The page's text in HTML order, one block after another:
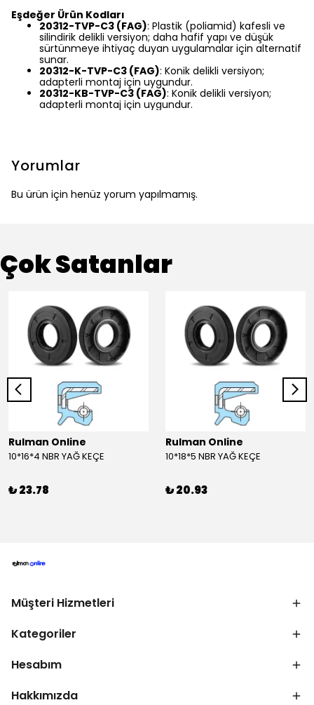
Eşdeğer Ürün Kodları
20312-TVP-C3 (FAG): Plastik (poliamid) kafesli ve
silindirik delikli versiyon; daha hafif yapı ve düşük
sürtünmeye ihtiyaç duyan uygulamalar için alternatif
sunar.
20312-K-TVP-C3 (FAG): Konik delikli versiyon;
adapterli montaj için uygundur.
20312-KB-TVP-C3 (FAG): Konik delikli versiyon;
adapterli montaj için uygundur.
Yorumlar
Bu ürün için henüz yorum yapılmamış.
Çok Satanlar
Rulman Online
10*16*4 NBR YAĞ KEÇE
₺ 23.78
Rulman Online
10*18*5 NBR YAĞ KEÇE
₺ 20.93
Müşteri Hizmetleri
Kategoriler
Hesabım
Hakkımızda